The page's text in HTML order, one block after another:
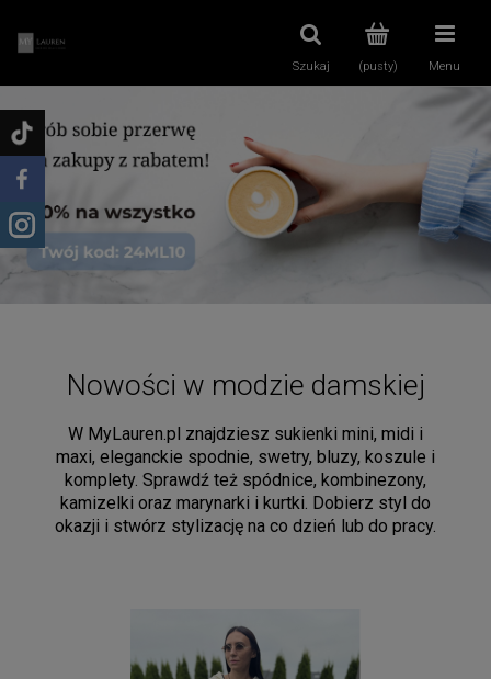
(pusty)
Szukaj Menu
Nowości w modzie damskiej
W MyLauren.pl znajdziesz sukienki mini, midi i
maxi, eleganckie spodnie, swetry, bluzy, koszule i
komplety. Sprawdź też spódnice, kombinezony,
kamizelki oraz marynarki i kurtki. Dobierz styl do
okazji i stwórz stylizację na co dzień lub do pracy.